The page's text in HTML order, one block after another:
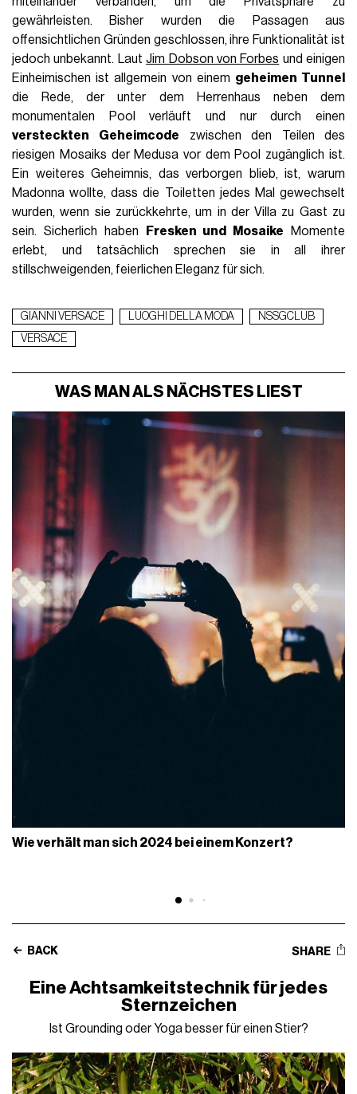
gewährleisten.
Bisher wurden die Passagen aus
offensichtlichen Gründen geschlossen, ihre Funktionalität ist
jedoch unbekannt. LautJim Dobson von Forbes und einigen
Einheimischen ist allgemein von einem geheimen Tunnel
die Rede, der unter dem Herrenhaus neben dem
monumentalen Pool verläuft und nur durch einen
versteckten
Geheimcode zwischen den Teilen des
riesigen Mosaiks der Medusa vor dem Pool zugänglich ist.
Ein weiteres Geheimnis, das verborgen blieb, ist, warum
Madonna wollte, dass die Toiletten jedes Mal gewechselt
wurden, wenn sie zurückkehrte, um in der Villa zu Gast zu
sein.
Sicherlich haben Fresken und Mosaike Momente
erlebt, und tatsächlich sprechen sie in all ihrer
stillschweigenden, feierlichen Eleganz für sich.
GIANNI VERSACE LUOGHI DELLA MODA
NSSGCLUB
VERSACE
WAS MAN ALS NÄCHSTES LIEST
Wie verhält man sich 2024 bei einem Konzert?
BACK SHARE
Eine Achtsamkeitstechnik für jedes
Sternzeichen
Ist Grounding oder Yoga besser für einen Stier?